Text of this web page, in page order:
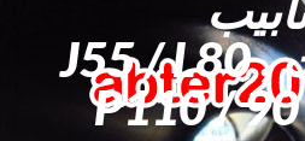
المواصفات , J55 / L80